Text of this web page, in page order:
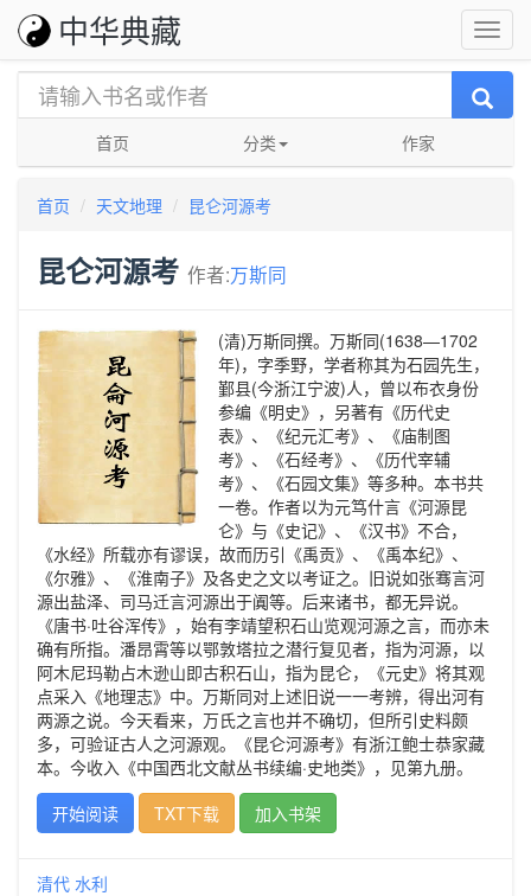
中华典藏
首页 分类 作家
首页 天文地理 昆仑河源考
昆仑河源考 作者:万斯同
(清)万斯同撰。万斯同(1638—1702
年)，字季野，学者称其为石园先生，
鄞县(今浙江宁波)人，曾以布衣身份
参编《明史》，另著有《历代史
表》、《纪元汇考》、《庙制图
考》、《石经考》、《历代宰辅
考》、《石园文集》等多种。本书共
一卷。作者以为元笃什言《河源昆
仑》与《史记》、《汉书》不合，
《水经》所载亦有谬误，故而历引《禹贡》、《禹本纪》、
《尔雅》、《淮南子》及各史之文以考证之。旧说如张骞言河
源出盐泽、司马迁言河源出于阗等。后来诸书，都无异说。
《唐书·吐谷浑传》，始有李靖望积石山览观河源之言，而亦未
确有所指。潘昂霄等以鄂敦塔拉之潜行复见者，指为河源，以
阿木尼玛勒占木逊山即古积石山，指为昆仑，《元史》将其观
点采入《地理志》中。万斯同对上述旧说一一考辨，得出河有
两源之说。今天看来，万氏之言也并不确切，但所引史料颇
多，可验证古人之河源观。《昆仑河源考》有浙江鲍士恭家藏
本。今收入《中国西北文献丛书续编·史地类》，见第九册。
开始阅读
TXT下载 加入书架
清代 水利